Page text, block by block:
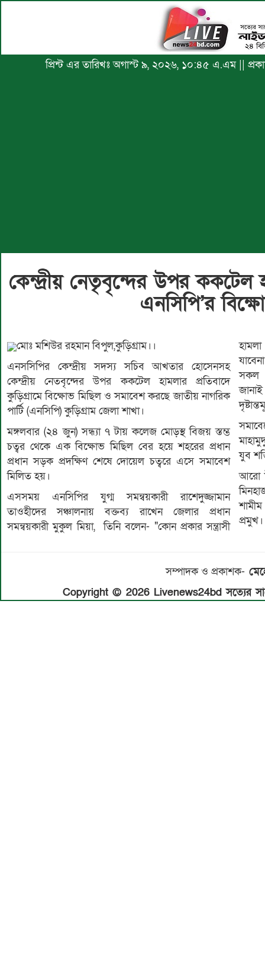
প্রিন্ট এর তারিখঃ অগাস্ট ৯, ২০২৬, ১০:৪৫ এ.এম ||
কেন্দ্রীয় নেতৃবৃন্দের উপর ককটেল
এনসিপি’র
মোঃ মশিউর রহমান বিপুল,কুড়িগ্রাম।।
এনসসিপির কেন্দ্রীয় সদস্য সচিব আখতার হোসেনসহ
কেন্দ্রীয় নেতবৃন্দের উপর ককটেল হামলার প্রতিবাদে
কুড়িগ্রামে বিক্ষোভ মিছিল ও সমাবেশ করছে জাতীয় নাগরিক
পার্টি (এনসিপি) কুড়িগ্রাম জেলা শাখা।
মঙ্গলবার (২৪ জুন) সন্ধ্যা ৭ টায় কলেজ মোড়স্থ বিজয় স্তম্ভ
চত্বর থেকে এক বিক্ষোভ মিছিল বের হয়ে শহরের প্রধান
প্রধান সড়ক প্রদক্ষিণ শেষে দোয়েল চত্বরে এসে সমাবেশ
মিলিত হয়।
এসসময় এনসিপির যুগ্ম সমন্বয়কারী রাশেদুজ্জামান
তাওহীদের সঞ্চালনায় বক্তব্য রাখেন জেলার প্রধান
সমন্বয়কারী মুকুল মিয়া, তিনি বলেন- "কোন প্রকার সন্ত্রাসী
সকল
যুব
আরো
প্রমুখ।
সম্পাদক ও প্রকাশক-
Copyright © 2026 Livenews24bd সত্যের